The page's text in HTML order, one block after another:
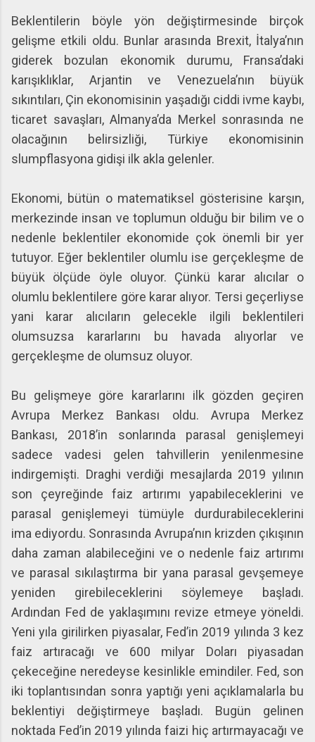
Beklentilerin böyle yön değiştirmesinde birçok
gelişme etkili oldu. Bunlar arasında Brexit, İtalya’nın
giderek bozulan ekonomik durumu, Fransa’daki
karışıklıklar, Arjantin ve Venezuela’nın büyük
sıkıntıları, Çin ekonomisinin yaşadığı ciddi ivme kaybı,
ticaret savaşları, Almanya’da Merkel sonrasında ne
olacağının belirsizliği, Türkiye ekonomisinin
slumpflasyona gidişi ilk akla gelenler.
Ekonomi, bütün o matematiksel gösterisine karşın,
merkezinde insan ve toplumun olduğu bir bilim ve o
nedenle beklentiler ekonomide çok önemli bir yer
tutuyor. Eğer beklentiler olumlu ise gerçekleşme de
büyük ölçüde öyle oluyor. Çünkü karar alıcılar o
olumlu beklentilere göre karar alıyor. Tersi geçerliyse
yani karar alıcıların gelecekle ilgili beklentileri
olumsuzsa kararlarını bu havada alıyorlar ve
gerçekleşme de olumsuz oluyor.
Bu gelişmeye göre kararlarını ilk gözden geçiren
Avrupa Merkez Bankası oldu. Avrupa Merkez
Bankası, 2018’in sonlarında parasal genişlemeyi
sadece vadesi gelen tahvillerin yenilenmesine
indirgemişti. Draghi verdiği mesajlarda 2019 yılının
son çeyreğinde faiz artırımı yapabileceklerini ve
parasal genişlemeyi tümüyle durdurabileceklerini
ima ediyordu. Sonrasında Avrupa’nın krizden çıkışının
daha zaman alabileceğini ve o nedenle faiz artırımı
ve parasal sıkılaştırma bir yana parasal gevşemeye
yeniden girebileceklerini söylemeye başladı.
Ardından Fed de yaklaşımını revize etmeye yöneldi.
Yeni yıla girilirken piyasalar, Fed’in 2019 yılında 3 kez
faiz artıracağı ve 600 milyar Doları piyasadan
çekeceğine neredeyse kesinlikle emindiler. Fed, son
iki toplantısından sonra yaptığı yeni açıklamalarla bu
beklentiyi değiştirmeye başladı. Bugün gelinen
noktada Fed’in 2019 yılında faizi hiç artırmayacağı ve